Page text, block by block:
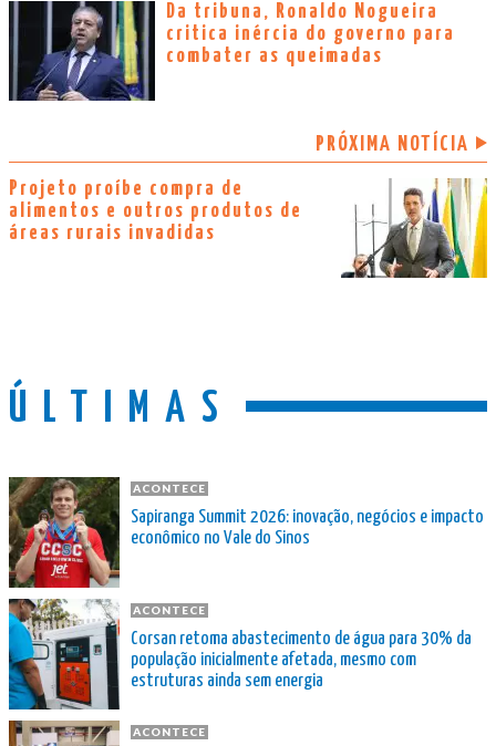
Da tribuna, Ronaldo Nogueira
critica inércia do governo para
combater as queimadas
PRÓXIMA NOTÍCIA
Projeto proíbe compra de
alimentos e outros produtos de
áreas rurais invadidas
ÚLTIMAS
ACONTECE
Sapiranga Summit 2026: inovação, negócios e impacto
econômico no Vale do Sinos
ACONTECE
Corsan retoma abastecimento de água para 30% da
população inicialmente afetada, mesmo com
estruturas ainda sem energia
ACONTECE